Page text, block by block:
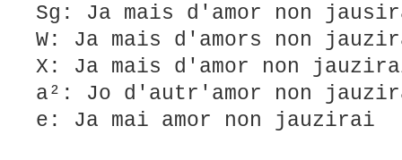
Sg: Ja mais d'amor non
W: Ja mais d'amors non
X: Ja mais d'amor non
a²: Jo d'autr'amor non
e: Ja mai amor non jauzirai